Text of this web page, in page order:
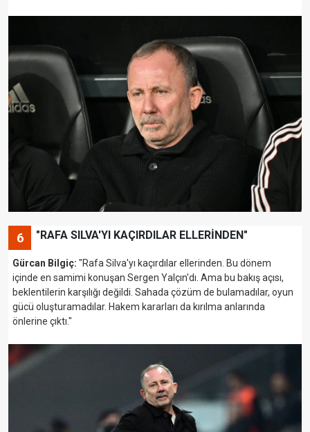
6 "RAFA SILVA'YI KAÇIRDILAR ELLERİNDEN"
Gürcan Bilgiç: "Rafa Silva'yı kaçırdılar ellerinden. Bu dönem
içinde en samimi konuşan Sergen Yalçın'dı. Ama bu bakış açısı,
beklentilerin karşılığı değildi. Sahada çözüm de bulamadılar, oyun
gücü oluşturamadılar. Hakem kararları da kırılma anlarında
önlerine çıktı."